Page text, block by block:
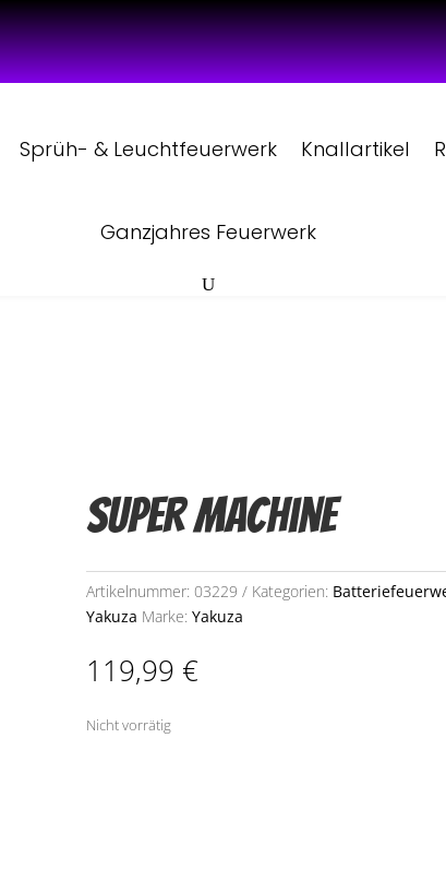
Sprüh- & Leuchtfeuerwerk Knallartikel
Ganzjahres Feuerwerk
Super Machine
Artikelnummer: 03229 Kategorien:
Yakuza Marke: Yakuza
119,99 €
Nicht vorrätig